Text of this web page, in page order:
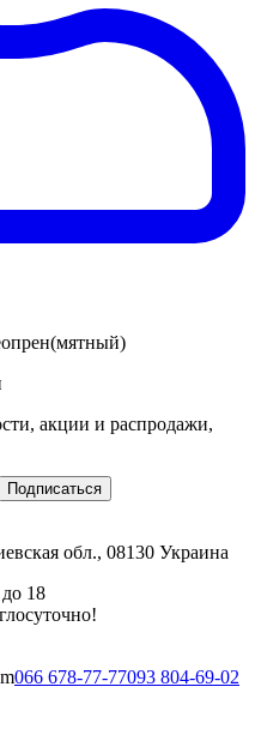
акции и распродажи,
Подписаться
обл., 08130 Украина
18
066 678-77-77093 804-69-02